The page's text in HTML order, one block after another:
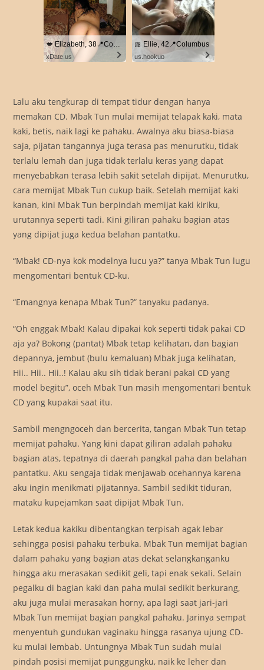
💋 Elizabeth, 38📍Columbus
xDate.us
🎀 Ellie, 42📍Columbus
us.hookup
Lalu aku tengkurap di tempat tidur dengan hanya
memakan CD. Mbak Tun mulai memijat telapak kaki, mata
kaki, betis, naik lagi ke pahaku. Awalnya aku biasa-biasa
saja, pijatan tangannya juga terasa pas menurutku, tidak
terlalu lemah dan juga tidak terlalu keras yang dapat
menyebabkan terasa lebih sakit setelah dipijat. Menurutku,
cara memijat Mbak Tun cukup baik. Setelah memijat kaki
kanan, kini Mbak Tun berpindah memijat kaki kiriku,
urutannya seperti tadi. Kini giliran pahaku bagian atas
yang dipijat juga kedua belahan pantatku.
“Mbak! CD-nya kok modelnya lucu ya?” tanya Mbak Tun lugu
mengomentari bentuk CD-ku.
“Emangnya kenapa Mbak Tun?” tanyaku padanya.
“Oh enggak Mbak! Kalau dipakai kok seperti tidak pakai CD
aja ya? Bokong (pantat) Mbak tetap kelihatan, dan bagian
depannya, jembut (bulu kemaluan) Mbak juga kelihatan,
Hii.. Hii.. Hii..! Kalau aku sih tidak berani pakai CD yang
model begitu”, oceh Mbak Tun masih mengomentari bentuk
CD yang kupakai saat itu.
Sambil mengngoceh dan bercerita, tangan Mbak Tun tetap
memijat pahaku. Yang kini dapat giliran adalah pahaku
bagian atas, tepatnya di daerah pangkal paha dan belahan
pantatku. Aku sengaja tidak menjawab ocehannya karena
aku ingin menikmati pijatannya. Sambil sedikit tiduran,
mataku kupejamkan saat dipijat Mbak Tun.
Letak kedua kakiku dibentangkan terpisah agak lebar
sehingga posisi pahaku terbuka. Mbak Tun memijat bagian
dalam pahaku yang bagian atas dekat selangkanganku
hingga aku merasakan sedikit geli, tapi enak sekali. Selain
pegalku di bagian kaki dan paha mulai sedikit berkurang,
aku juga mulai merasakan horny, apa lagi saat jari-jari
Mbak Tun memijat bagian pangkal pahaku. Jarinya sempat
menyentuh gundukan vaginaku hingga rasanya ujung CD-
ku mulai lembab. Untungnya Mbak Tun sudah mulai
pindah posisi memijat punggungku, naik ke leher dan